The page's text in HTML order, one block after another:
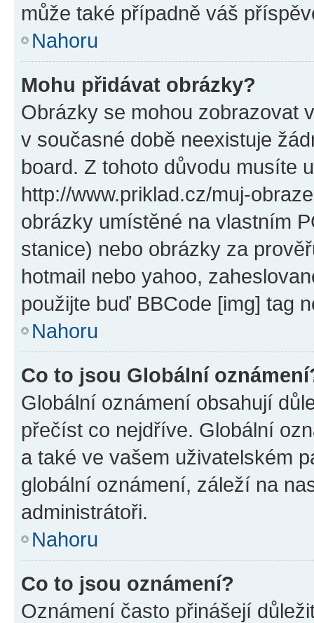
může také případně váš
Nahoru
Mohu přidávat obrázky?
Obrázky se mohou zobrazovat
v současné době neexistuje
board. Z tohoto důvodu musíte
http://www.priklad.cz/muj-
obrázky umístěné na vlastním
stanice) nebo obrázky za
hotmail nebo yahoo,
použijte buď BBCode [img] tag
Nahoru
Co to jsou Globální
Globální oznámení obsahují
přečíst co nejdříve. Globální
a také ve vašem uživatelském
globální oznámení, záleží na
administrátoři.
Nahoru
Co to jsou oznámení?
Oznámení často přinášejí